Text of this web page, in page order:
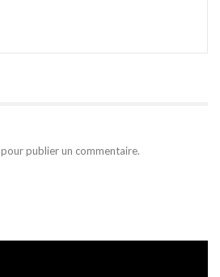
pour publier un commentaire.